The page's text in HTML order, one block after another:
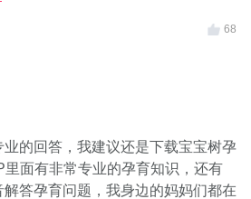
68
的回答，我建议还是下载宝宝树孕
面有非常专业的孕育知识，还有
答孕育问题，我身边的妈妈们都在